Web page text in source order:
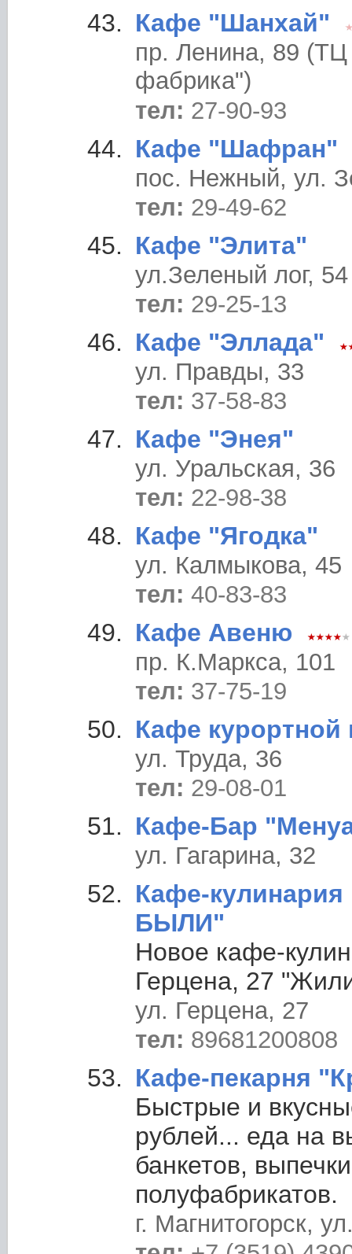
Кафе "Шанхай"
пр. Ленина, 89
фабрика")
тел: 27-90-93
Кафе "Шафран"
пос. Нежный, ул.
тел: 29-49-62
Кафе "Элита"
ул.Зеленый лог, 54
тел: 29-25-13
Кафе "Эллада"
ул. Правды, 33
тел: 37-58-83
Кафе "Энея"
ул. Уральская, 36
тел: 22-98-38
Кафе "Ягодка"
ул. Калмыкова, 45
тел: 40-83-83
Кафе Авеню
пр. К.Маркса, 101
тел: 37-75-19
Кафе курортной
ул. Труда, 36
тел: 29-08-01
Кафе-Бар
ул. Гагарина, 32
Кафе-
БЫЛИ"
Новое кафе-
Герцена, 27
ул. Герцена, 27
тел: 89681200808
Кафе-пекарня
Быстрые и
рублей... еда на
банкетов,
полуфабрикатов.
г. Магнитогорск,